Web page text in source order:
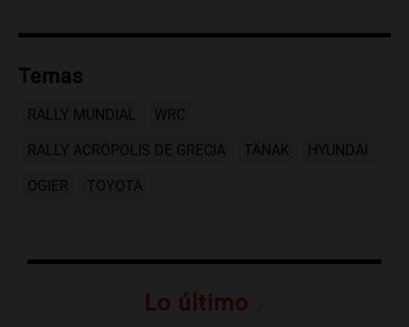
Temas
RALLY MUNDIAL WRC
RALLY ACRÓPOLIS DE GRECIA TÄNAK HYUNDAI
OGIER TOYOTA
Lo último